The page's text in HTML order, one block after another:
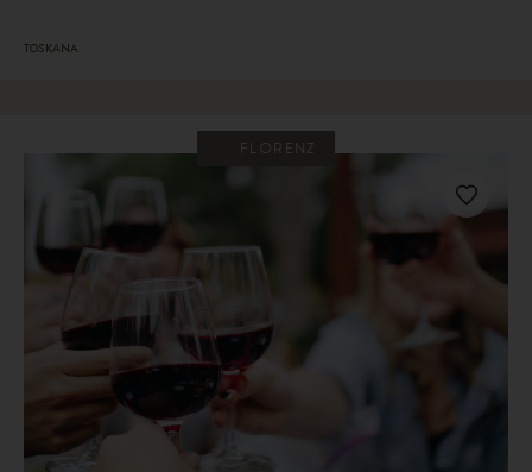
TOSKANA
FLORENZ